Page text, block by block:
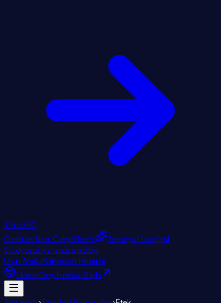
TPro360
ÖzelliklerNasıl ÇalışırEklenti
Trendyol Fotoğraf
StüdyosuFiyatlandırmaBlog
Ürün AnalizKomisyon Hesapla
EklentiGirişÜcretsiz Başla